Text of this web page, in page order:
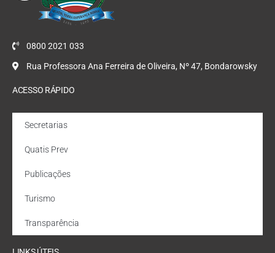
0800 2021 033
Rua Professora Ana Ferreira de Oliveira, Nº 47, Bondarowsky
ACESSO RÁPIDO
Secretarias
Quatis Prev
Publicações
Turismo
Transparência